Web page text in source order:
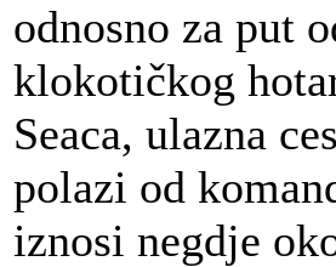
odnosno za put
klokotičkog
Seaca, ulazna
polazi od
iznosi negdje